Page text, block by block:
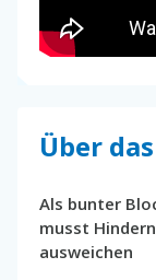
Über
Als bunter
musst
ausweichen